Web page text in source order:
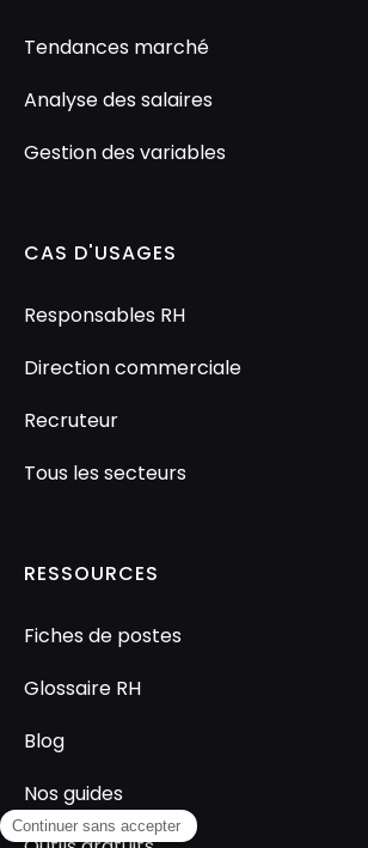
Tendances marché
Analyse des salaires
Gestion des variables
CAS D'USAGES
Responsables RH
Direction commerciale
Recruteur
Tous les secteurs
RESSOURCES
Fiches de postes
Glossaire RH
Blog
Nos guides